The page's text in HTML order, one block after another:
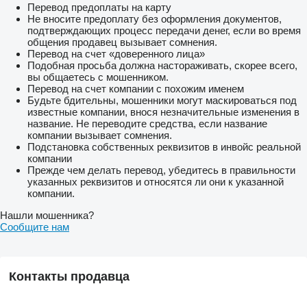
Перевод предоплаты на карту
Не вносите предоплату без оформления документов,
подтверждающих процесс передачи денег, если во время
общения продавец вызывает сомнения.
Перевод на счет «доверенного лица»
Подобная просьба должна настораживать, скорее всего,
вы общаетесь с мошенником.
Перевод на счет компании с похожим именем
Будьте бдительны, мошенники могут маскироваться под
известные компании, внося незначительные изменения в
название. Не переводите средства, если название
компании вызывает сомнения.
Подстановка собственных реквизитов в инвойс реальной
компании
Прежде чем делать перевод, убедитесь в правильности
указанных реквизитов и относятся ли они к указанной
компании.
Нашли мошенника?
Сообщите нам
Контакты продавца